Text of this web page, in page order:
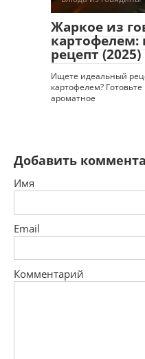
Жаркое из
рецепт (2025)
Ищете идеальный
картофелем?
ароматное
Добавить
Имя
Email
Комментарий